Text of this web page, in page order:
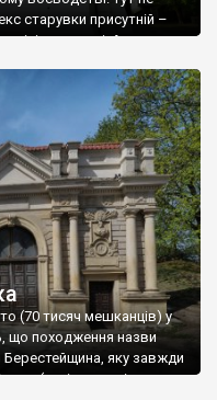
старувки присутній –
А ще тут є
Данила
період Речі Посполитої
(70 тисяч мешканців) у
що походження назви
яку завжди
(нині у складі